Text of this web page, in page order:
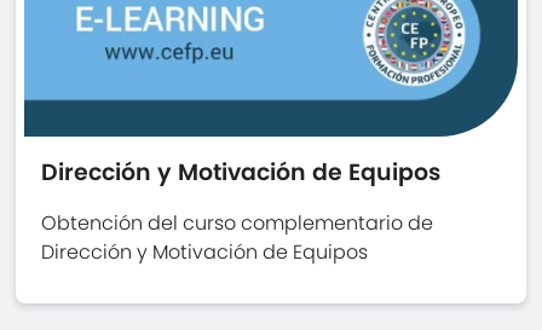
Dirección y Motivación de Equipos
Obtención del curso complementario de
Dirección y Motivación de Equipos